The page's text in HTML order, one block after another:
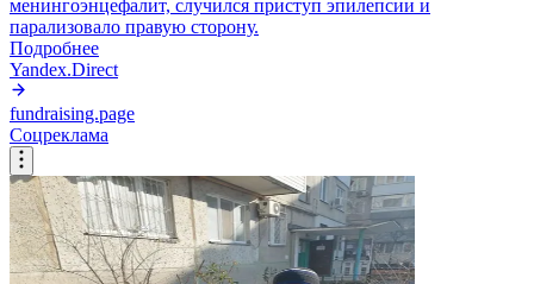
менингоэнцефалит, случился приступ эпилепсии и
парализовало правую сторону.
Подробнее
Yandex.Direct
fundraising.page
Соцреклама